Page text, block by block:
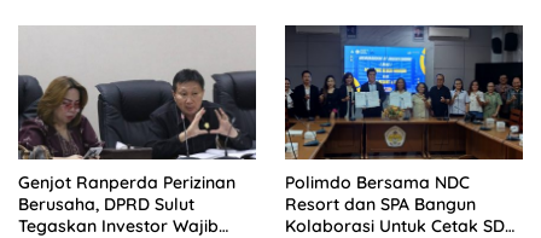
Genjot Ranperda Perizinan
Berusaha, DPRD Sulut
Tegaskan Investor Wajib
Polimdo Bersama NDC
Resort dan SPA Bangun
Kolaborasi Untuk Cetak SDM